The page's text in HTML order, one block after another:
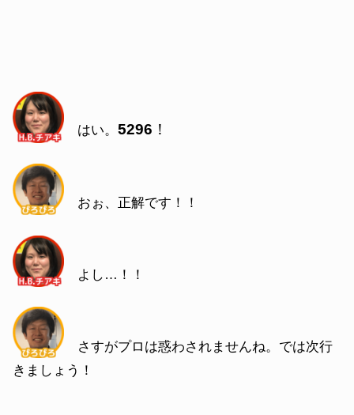
はい。5296 ！
おぉ、正解です！！
よし…！！
さすがプロは惑わされませんね。では次行
きましょう！